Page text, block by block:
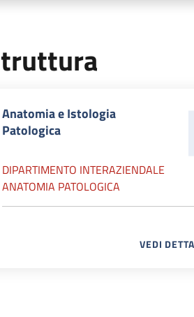
Anatomia e Istologia
Patologica
DIPARTIMENTO INTERAZIENDALE
ANATOMIA PATOLOGICA
VEDI